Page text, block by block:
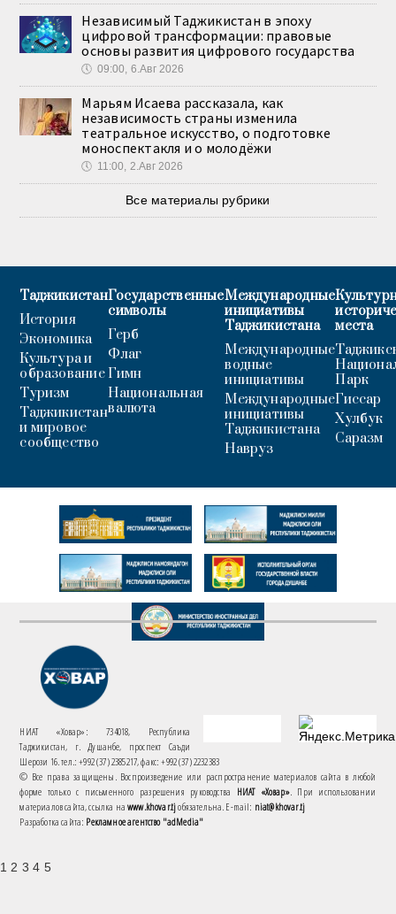
Независимый Таджикистан в эпоху
цифровой трансформации: правовые
основы развития цифрового государства
🕔 09:00, 6.Авг 2026
Марьям Исаева рассказала, как
независимость страны изменила
театральное искусство, о подготовке
моноспектакля и о молодёжи
🕔 11:00, 2.Авг 2026
Все материалы рубрики
Таджикистан
История
Экономика
Культура и
образование
Туризм
Таджикистан
и мировое
сообщество
Государственные
символы
Герб
Флаг
Гимн
Национальная
валюта
Международные
инициативы
Таджикистана
Международные
водные
инициативы
Международные
инициативы
Таджикистана
Навруз
места
Парк
Гиссар
Хулбук
Саразм
НИАТ «Ховар»: 734018, Республика
Таджикистан, г. Душанбе, проспект Саъди
Шерози 16. тел.: +992 (37) 2385217, факс: +992 (37) 2232383
© Все права защищены. Воспроизведение или распространение материалов сайта в любой
форме только с письменного разрешения руководства НИАТ «Ховар». При использовании
материалов сайта, ссылка наwww.khovar.tjобязательна. E-mail: niat@khovar.tj
Разработка сайта: Рекламное агентство "adMedia"
1 2 3 4 5